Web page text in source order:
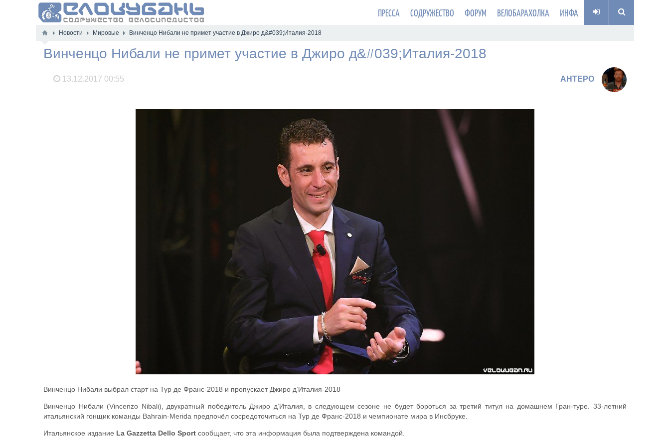
ПРЕССА СОДРУЖЕСТВО ФОРУМ ВЕЛОБАРАХОЛКА ИНФА
Новости Мировые Винченцо Нибали не примет участие в Джиро д&#039;Италия-2018
Винченцо Нибали не примет участие в Джиро д&#039;Италия-2018
13.12.2017 00:55 AHTEPO
Винченцо Нибали выбрал старт на Тур де Франс-2018 и пропускает Джиро д’Италия-2018
Винченцо Нибали (Vincenzo Nibali), двукратный победитель Джиро д’Италия, в следующем сезоне не будет бороться за третий титул на домашнем Гран-туре. 33-летний
итальянский гонщик команды Bahrain-Merida предпочёл сосредоточиться на Тур де Франс-2018 и чемпионате мира в Инсбруке.
Итальянское издание La Gazzetta Dello Sport сообщает, что эта информация была подтверждена командой.